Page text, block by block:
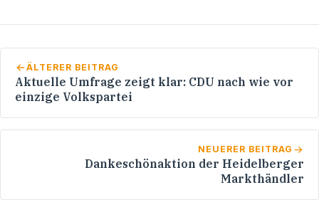
ÄLTERER BEITRAG
Aktuelle Umfrage zeigt klar: CDU nach wie vor
einzige Volkspartei
NEUERER BEITRAG
Dankeschönaktion der Heidelberger
Markthändler